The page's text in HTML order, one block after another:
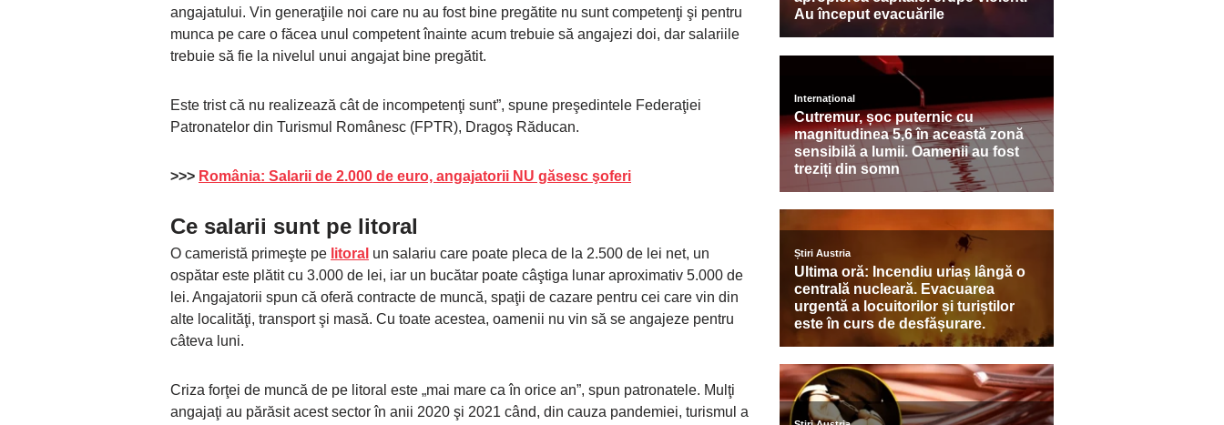
angajatului. Vin generaţiile noi care nu au fost bine pregătite nu sunt competenţi şi pentru
munca pe care o făcea unul competent înainte acum trebuie să angajezi doi, dar salariile
trebuie să fie la nivelul unui angajat bine pregătit.
Este trist că nu realizează cât de incompetenţi sunt”, spune preşedintele Federaţiei
Patronatelor din Turismul Românesc (FPTR), Dragoş Răducan.
>>> România: Salarii de 2.000 de euro, angajatorii NU găsesc şoferi
Ce salarii sunt pe litoral
O cameristă primeşte pe litoral un salariu care poate pleca de la 2.500 de lei net, un
ospătar este plătit cu 3.000 de lei, iar un bucătar poate câştiga lunar aproximativ 5.000 de
lei. Angajatorii spun că oferă contracte de muncă, spaţii de cazare pentru cei care vin din
alte localităţi, transport şi masă. Cu toate acestea, oamenii nu vin să se angajeze pentru
câteva luni.
Criza forţei de muncă de pe litoral este „mai mare ca în orice an”, spun patronatele. Mulţi
angajaţi au părăsit acest sector în anii 2020 şi 2021 când, din cauza pandemiei, turismul a